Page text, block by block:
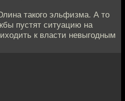
такого эльфизма. А то
пустят ситуацию на
к власти невыгодным